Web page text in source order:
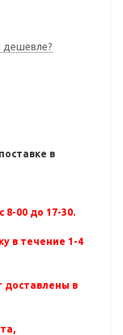
в
8-00 до 17-30.
в течение 1-4
доставлены в